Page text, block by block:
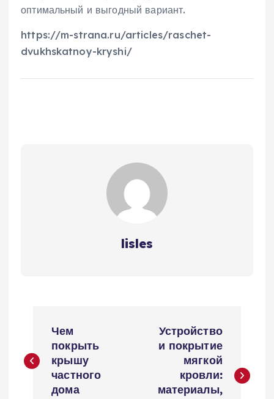
оптимальный и выгодный вариант.
https://m-strana.ru/articles/raschet-
dvukhskatnoy-kryshi/
lisles
а
Чем
покрыть
крышу
частного
дома
Устройство
и покрытие
мягкой
кровли:
материалы,